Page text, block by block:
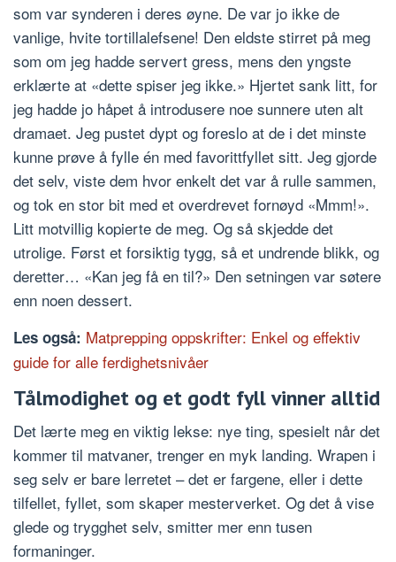
som var synderen i deres øyne. De var jo ikke de
vanlige, hvite tortillalefsene! Den eldste stirret på meg
som om jeg hadde servert gress, mens den yngste
erklærte at «dette spiser jeg ikke.» Hjertet sank litt, for
jeg hadde jo håpet å introdusere noe sunnere uten alt
dramaet. Jeg pustet dypt og foreslo at de i det minste
kunne prøve å fylle én med favorittfyllet sitt. Jeg gjorde
det selv, viste dem hvor enkelt det var å rulle sammen,
og tok en stor bit med et overdrevet fornøyd «Mmm!».
Litt motvillig kopierte de meg. Og så skjedde det
utrolige. Først et forsiktig tygg, så et undrende blikk, og
deretter… «Kan jeg få en til?» Den setningen var søtere
enn noen dessert.
Les også: Matprepping oppskrifter: Enkel og effektiv
guide for alle ferdighetsnivåer
Tålmodighet og et godt fyll vinner alltid
Det lærte meg en viktig lekse: nye ting, spesielt når det
kommer til matvaner, trenger en myk landing. Wrapen i
seg selv er bare lerretet – det er fargene, eller i dette
tilfellet, fyllet, som skaper mesterverket. Og det å vise
glede og trygghet selv, smitter mer enn tusen
formaninger.